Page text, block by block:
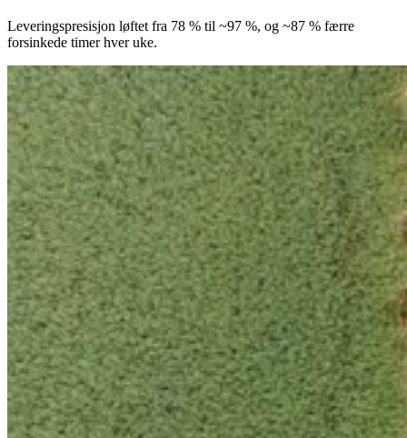
Leveringspresisjon løftet fra 78 % til ~97 %, og ~87 % færre
forsinkede timer hver uke.